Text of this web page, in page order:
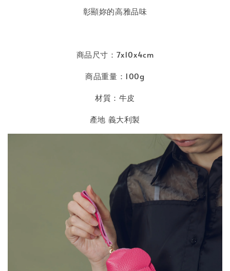
彰顯妳的高雅品味
商品尺寸：7x10x4cm
商品重量：100g
材質：牛皮
產地 義大利製